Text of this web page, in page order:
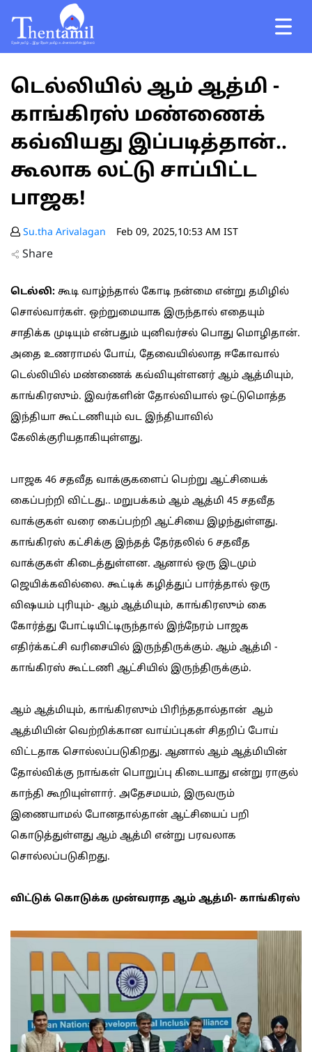
டெல்லியில் ஆம் ஆத்மி -
காங்கிரஸ் மண்ணைக்
கவ்வியது இப்படித்தான்..
கூலாக லட்டு சாப்பிட்ட
பாஜக!
Su.tha Arivalagan Feb 09, 2025,10:53 AM IST
Share
டெல்லி: கூடி வாழ்ந்தால் கோடி நன்மை என்று தமிழில்
சொல்வார்கள். ஒற்றுமையாக இருந்தால் எதையும்
சாதிக்க முடியும் என்பதும் யுனிவர்சல் பொது மொழிதான்.
அதை உணராமல் போய், தேவையில்லாத ஈகோவால்
டெல்லியில் மண்ணைக் கவ்வியுள்ளனர் ஆம் ஆத்மியும்,
காங்கிரஸும். இவர்களின் தோல்வியால் ஒட்டுமொத்த
இந்தியா கூட்டணியும் வட இந்தியாவில்
கேலிக்குரியதாகியுள்ளது.
பாஜக 46 சதவீத வாக்குகளைப் பெற்று ஆட்சியைக்
கைப்பற்றி விட்டது.. மறுபக்கம் ஆம் ஆத்மி 45 சதவீத
வாக்குகள் வரை கைப்பற்றி ஆட்சியை இழந்துள்ளது.
காங்கிரஸ் கட்சிக்கு இந்தத் தேர்தலில் 6 சதவீத
வாக்குகள் கிடைத்துள்ளன. ஆனால் ஒரு இடமும்
ஜெயிக்கவில்லை. கூட்டிக் கழித்துப் பார்த்தால் ஒரு
விஷயம் புரியும்- ஆம் ஆத்மியும், காங்கிரஸும் கை
கோர்த்து போட்டியிட்டிருந்தால் இந்நேரம் பாஜக
எதிர்க்கட்சி வரிசையில் இருந்திருக்கும். ஆம் ஆத்மி -
காங்கிரஸ் கூட்டணி ஆட்சியில் இருந்திருக்கும்.
ஆம் ஆத்மியும், காங்கிரஸும் பிரிந்ததால்தான் ஆம்
ஆத்மியின் வெற்றிக்கான வாய்ப்புகள் சிதறிப் போய்
விட்டதாக சொல்லப்படுகிறது. ஆனால் ஆம் ஆத்மியின்
தோல்விக்கு நாங்கள் பொறுப்பு கிடையாது என்று ராகுல்
காந்தி கூறியுள்ளார். அதேசமயம், இருவரும்
இணையாமல் போனதால்தான் ஆட்சியைப் பறி
கொடுத்துள்ளது ஆம் ஆத்மி என்று பரவலாக
சொல்லப்படுகிறது.
விட்டுக் கொடுக்க முன்வராத ஆம் ஆத்மி- காங்கிரஸ்